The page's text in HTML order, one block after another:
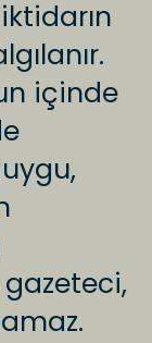
içinde